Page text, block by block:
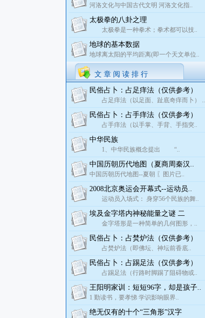
河洛文化与中国古代文明 河洛文化指..
太极拳的八卦之理
太极拳是一种拳术；拳术都可以技..
地球的基本数据
地球离太阳的平均距离(即一个天文单位..
文 章 阅 读 排 行
民俗占卜：占足痒法（仅供参考）
占足痒法（以足面、趾底奇痒而卜） ..
民俗占卜：占手痒法（仅供参考）
占手痒法（以手掌、手背、手指突..
中华民族
1、中华民族概念提出 “..
中国历朝历代地图（夏商周秦汉..
中国历朝历代地图--夏朝 〖图片已..
2008北京奥运会开幕式--运动员..
运动员入场式： 身穿56个民族的舞..
埃及金字塔内神秘能量之谜 二
金字塔形是一种简单的几何图形，..
民俗占卜：占焚炉法（仅供参考）
占焚炉法（即佛坛、神坛前香底..
民俗占卜：占踢足法（仅供参考）
占踢足法（行路时脚踢了阻碍物或..
王阳明家训：短短96字，却是孩子..
1 勤读书，要孝悌 学识影响眼界..
绝无仅有的十个“三角形”汉字